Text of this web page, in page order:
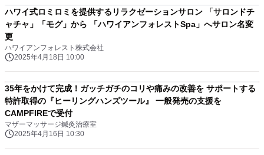
ハワイ式ロミロミを提供するリラクゼーションサロン 「サロンドチ
ャチャ」「モグ」から 「ハワイアンフォレストSpa」へサロン名変
更
ハワイアンフォレスト株式会社
2025年4月18日 10:00
35年をかけて完成！ガッチガチのコリや痛みの改善を サポートする
特許取得の『ヒーリングハンズツール』 一般発売の支援を
CAMPFIREで受付
マザーマッサージ鍼灸治療室
2025年4月16日 10:30